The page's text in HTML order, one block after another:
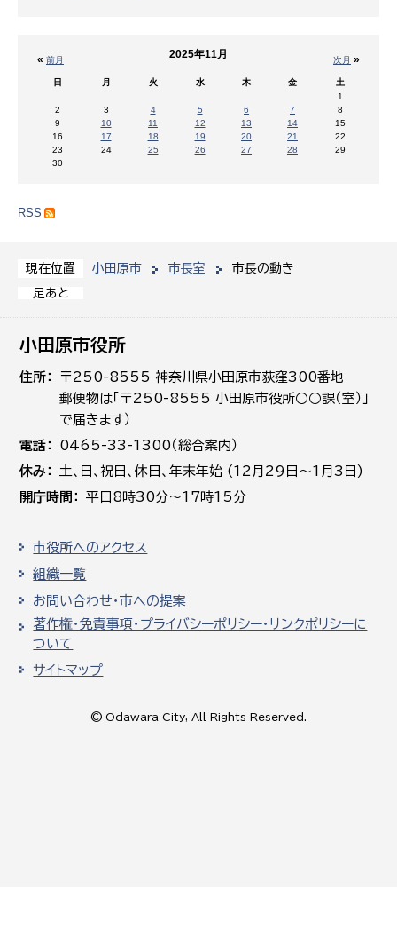
現在位置 小田原市 市長室
市長の動き
足あと
« 前月 次月 »
2025年11月
日 月 火 水 木 金
土
1
2
3 4 5 6 7
8
9
10 11 12 13 14
15
16
17 18 19 20 21
22
23
24 25 26 27 28
29
30
RSS
小田原市役所
住所
〒250-8555 神奈川県小田原市荻窪300番地
郵便物は「〒250-8555 小田原市役所○○課（室）」
で届きます）
電話
0465-33-1300（総合案内）
休み
土､日､祝日、休日、年末年始 (12月29日～1月3日)
開庁時間
平日8時30分～17時15分
市役所へのアクセス
組織一覧
お問い合わせ・市への提案
著作権・免責事項・プライバシーポリシー・リンクポリシーに
ついて
サイトマップ
© Odawara City, All Rights Reserved.